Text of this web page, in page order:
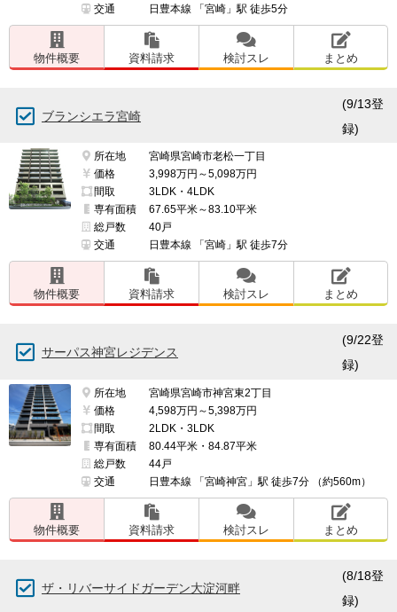
交通
日豊本線 「宮崎」駅 徒歩5分
物件概要 資料請求 検討スレ まとめ
ブランシエラ宮崎
(9/13登
録)
所在地
宮崎県宮崎市老松一丁目
価格
3,998万円～5,098万円
間取
3LDK・4LDK
専有面積
67.65平米～83.10平米
総戸数
40戸
交通
日豊本線 「宮崎」駅 徒歩7分
物件概要 資料請求 検討スレ まとめ
サーパス神宮レジデンス
(9/22登
録)
所在地
宮崎県宮崎市神宮東2丁目
価格
4,598万円～5,398万円
間取
2LDK・3LDK
専有面積
80.44平米・84.87平米
総戸数
44戸
交通
日豊本線 「宮崎神宮」駅 徒歩7分 （約560m）
物件概要 資料請求 検討スレ まとめ
ザ・リバーサイドガーデン大淀河畔
(8/18登
録)